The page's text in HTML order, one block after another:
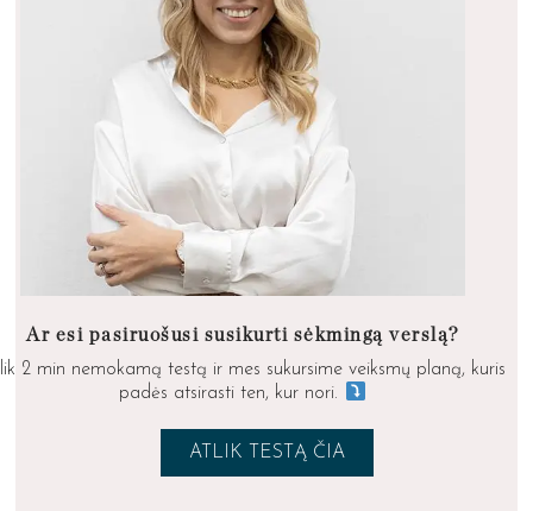
Ar esi pasiruošusi susikurti sėkmingą verslą?
2 min nemokamą testą ir mes sukursime veiksmų planą, kuris
padės atsirasti ten, kur nori.
ATLIK TESTĄ ČIA